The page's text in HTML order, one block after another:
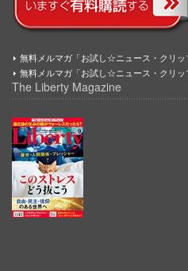
無料メルマガ「お試し☆ニュース・クリッ
無料メルマガ「お試し☆ニュース・クリッ
The Liberty Magazine